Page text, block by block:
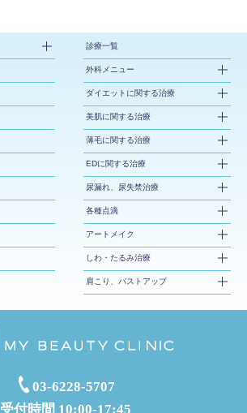
診療一覧
外科メニュー
ダイエットに関する治療
美肌に関する治療
薄毛に関する治療
EDに関する治療
尿漏れ、尿失禁治療
各種点滴
アートメイク
しわ・たるみ治療
肩こり、バストアップ
03-6228-5707
受付時間 10:00-17:45